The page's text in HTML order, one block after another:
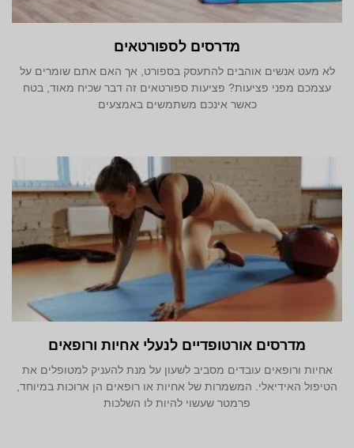
מדרסים לספורטאים
לא מעט אנשים אוהבים להתעסק בספורט, אך האם אתם שומרים על
עצמכם מפני פציעות? פציעות ספורטאים זה דבר שכיח מאוד, בטח
כאשר אינכם משתמשים באמצעים
מדרסים אורטופדיים לנעלי אחיות ורופאים
אחיות ורופאים עובדים מסביב לשעון על מנת להעניק למטופלים את
הטיפול האידיאלי. המשמרות של אחיות או רופאים הן ארוכות במיוחד,
פרמטר שעשוי להיות לו השלכות